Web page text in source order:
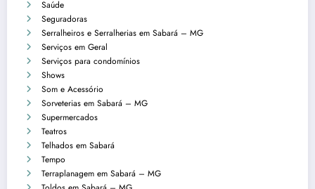
Saúde
Seguradoras
Serralheiros e Serralherias em Sabará – MG
Serviços em Geral
Serviços para condomínios
Shows
Som e Acessório
Sorveterias em Sabará – MG
Supermercados
Teatros
Telhados em Sabará
Tempo
Terraplanagem em Sabará – MG